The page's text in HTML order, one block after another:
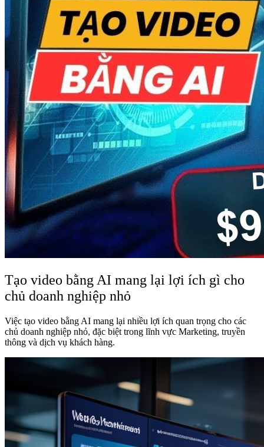
Tạo video bằng AI mang lại lợi ích gì cho
chủ doanh nghiệp nhỏ
Việc tạo video bằng AI mang lại nhiều lợi ích quan trọng cho các
chủ doanh nghiệp nhỏ, đặc biệt trong lĩnh vực Marketing, truyền
thông và dịch vụ khách hàng.